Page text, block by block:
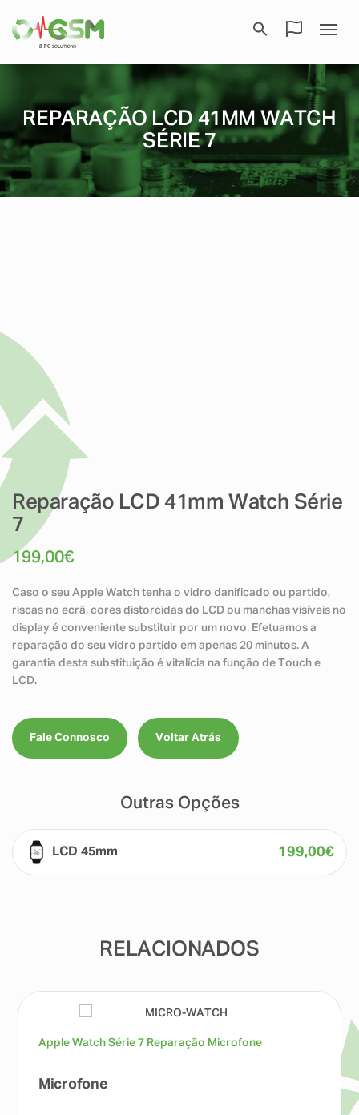
REPARAÇÃO LCD 41MM WATCH
SÉRIE 7
Reparação LCD 41mm Watch Série
7
199,00€
Caso o seu Apple Watch tenha o vidro danificado ou partido,
riscas no ecrã, cores distorcidas do LCD ou manchas visíveis no
display é conveniente substituir por um novo. Efetuamos a
reparação do seu vidro partido em apenas 20 minutos. A
garantia desta substituição é vitalícia na função de Touch e
LCD.
Fale Connosco Voltar Atrás
Outras Opções
LCD 45mm 199,00€
RELACIONADOS
Apple Watch Série 7 Reparação Microfone
Microfone